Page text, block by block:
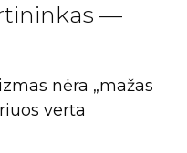
—
nėra „mažas
verta